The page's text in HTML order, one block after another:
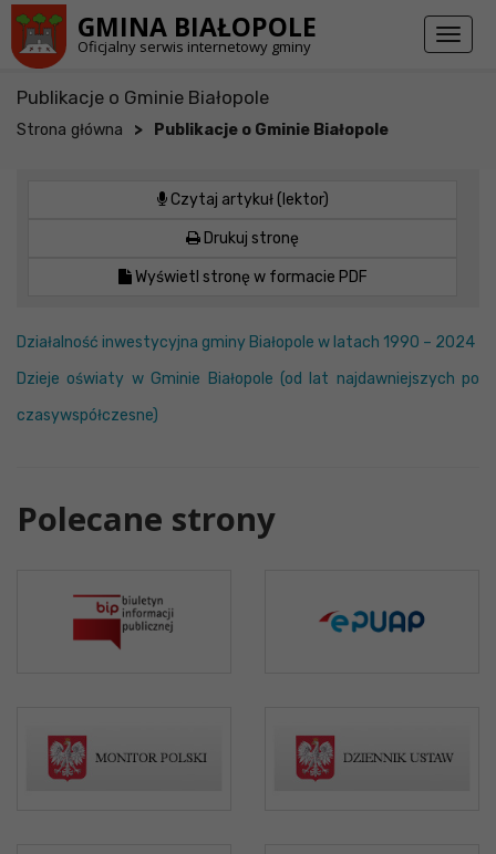
GMINA BIAŁOPOLE
Oficjalny serwis internetowy gminy
Toggle
Publikacje o Gminie Białopole
Strona główna > Publikacje o Gminie Białopole
Czytaj artykuł (lektor)
Drukuj stronę
Wyświetl stronę w formacie PDF
Działalność inwestycyjna gminy Białopole w latach 1990 – 2024
Dzieje oświaty w Gminie Białopole (od lat najdawniejszych po
czasywspółczesne)
Polecane strony